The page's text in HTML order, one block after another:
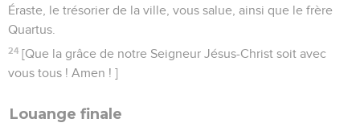
Éraste, le trésorier de la ville, vous salue, ainsi que le frère
Quartus.
24 [Que la grâce de notre Seigneur Jésus-Christ soit avec
vous tous ! Amen ! ]
Louange finale